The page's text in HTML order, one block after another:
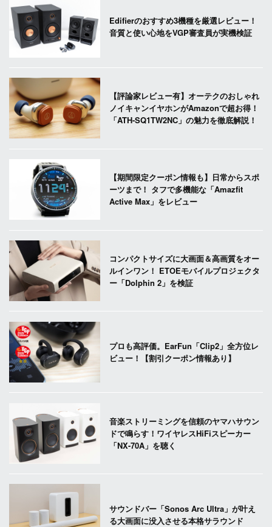
Edifierのおすすめ3機種を厳選レビュー！
音質と使い心地をVGP審査員が実機検証
【評論家レビュー有】オーテクのおしゃれ
ノイキャンイヤホンがAmazonで超お得！
「ATH-SQ1TW2NC」の魅力を徹底解説！
【期間限定クーポン情報も】日常からスポ
ーツまで！ タフで多機能な「Amazfit
Active Max」をレビュー
コンパクトサイズに大画面＆高画質をオー
ルインワン！ ETOEモバイルプロジェクタ
ー「Dolphin 2」を検証
プロも高評価。EarFun「Clip2」全方位レ
ビュー！【割引クーポン情報あり】
音楽ストリーミングを信頼のヤマハサウン
ドで鳴らす！ワイヤレスHiFiスピーカー
「NX-70A」を聴く
サウンドバー「Sonos Arc Ultra」が叶え
る大画面に没入させる本格サラウンド